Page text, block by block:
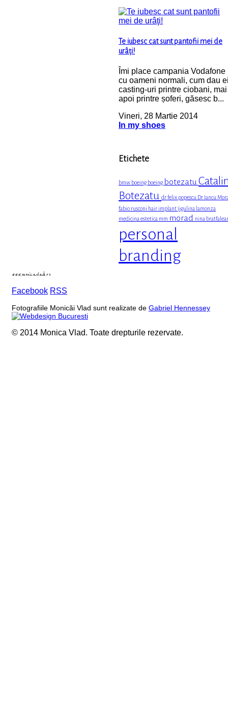
Te iubesc cat sunt pantofii mei de
urâţi!
Îmi place campania Vodafone
cu oameni normali, cum dau
casting-uri printre ciobani, mai
apoi printre șoferi, găsesc b...
Vineri, 28 Martie 2014
In my shoes
Etichete
bmw boeing boeing botezatu
Botezatu dr felix popescu Dr Iancu
fabio rusconi hair implantjigulina lamonza
medicina estetica mm morad nina
personal
branding
www.monicavlad.ro
Facebook RSS
Fotografiile Monicăi Vlad sunt realizate de Gabriel Hennessey
© 2014 Monica Vlad. Toate drepturile rezervate.